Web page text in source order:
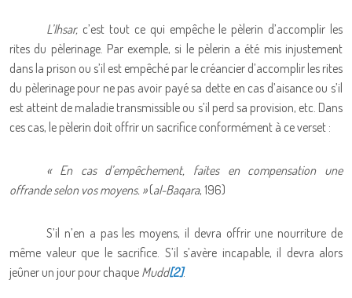
L’Ihsar, c’est tout ce qui empêche le pèlerin d’accomplir les
rites du pèlerinage. Par exemple, si le pèlerin a été mis injustement
dans la prison ou s’il est empêché par le créancier d’accomplir les rites
du pèlerinage pour ne pas avoir payé sa dette en cas d’aisance ou s’il
est atteint de maladie transmissible ou s’il perd sa provision, etc. Dans
ces cas, le pèlerin doit offrir un sacrifice conformément à ce verset :
« En cas d’empêchement, faites en compensation une
offrande selon vos moyens. »(al-Baqara, 196)
S’il n’en a pas les moyens, il devra offrir une nourriture de
même valeur que le sacrifice. S’il s’avère incapable, il devra alors
jeûner un jour pour chaque Mudd[2].